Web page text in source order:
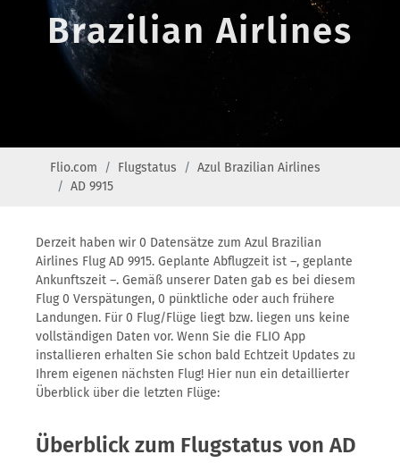
Brazilian Airlines
Flio.com Flugstatus
Azul Brazilian Airlines
AD 9915
Derzeit haben wir 0 Datensätze zum Azul Brazilian
Airlines Flug AD 9915. Geplante Abflugzeit ist –, geplante
Ankunftszeit –. Gemäß unserer Daten gab es bei diesem
Flug 0 Verspätungen, 0 pünktliche oder auch frühere
Landungen. Für 0 Flug/Flüge liegt bzw. liegen uns keine
vollständigen Daten vor. Wenn Sie die FLIO App
installieren erhalten Sie schon bald Echtzeit Updates zu
Ihrem eigenen nächsten Flug! Hier nun ein detaillierter
Überblick über die letzten Flüge:
Überblick zum Flugstatus von AD